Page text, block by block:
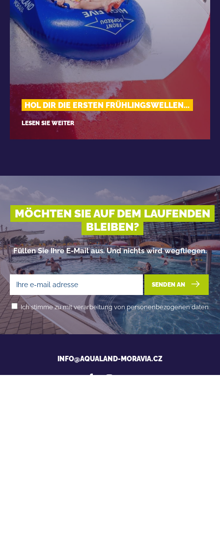
HOL DIR DIE ERSTEN FRÜHLINGSWELLEN...
LESEN SIE WEITER
MÖCHTEN SIE AUF DEM LAUFENDEN
BLEIBEN?
Füllen Sie Ihre E-Mail aus. Und nichts wird wegfliegen.
SENDEN AN
Ich stimme zu mit verarbeitung von personenbezogenen daten
INFO@AQUALAND-MORAVIA.CZ